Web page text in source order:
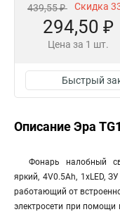
439,55 ₽ Скидка
294,50 ₽
Цена за 1 шт.
Быстрый
Описание Эра TG1
Фонарь налобный
яркий, 4V0.5Ah, 1xLED,
работающий от
электросети при помощи